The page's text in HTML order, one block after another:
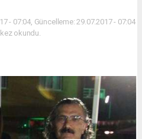
- 07:04, Güncelleme: 29.07.2017 - 07:04
okundu.